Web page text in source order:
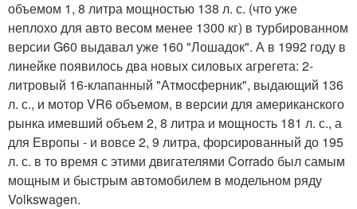
объемом 1, 8 литра мощностью 138 л. с. (что уже
неплохо для авто весом менее 1300 кг) в турбированном
версии G60 выдавал уже 160 "Лошадок". А в 1992 году в
линейке появилось два новых силовых агрегета: 2-
литровый 16-клапанный "Атмосферник", выдающий 136
л. с., и мотор VR6 объемом, в версии для американского
рынка имевший объем 2, 8 литра и мощность 181 л. с., а
для Европы - и вовсе 2, 9 литра, форсированный до 195
л. с. в то время с этими двигателями Corrado был самым
мощным и быстрым автомобилем в модельном ряду
Volkswagen.